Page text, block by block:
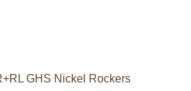
GHS Nickel Rockers